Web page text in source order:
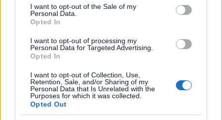
consent section.
I want to opt-out of the Sale of my
Personal Data.
Opted In
I want to opt-out of processing my
Personal Data for Targeted Advertising.
Opted In
I want to opt-out of Collection, Use,
Retention, Sale, and/or Sharing of my
Personal Data that Is Unrelated with the
Purposes for which it was collected.
Opted Out
Continua a leggere